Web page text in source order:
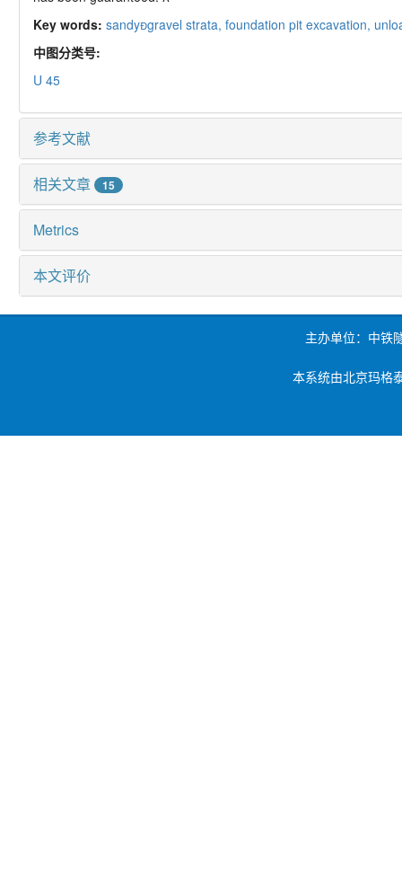
Key words: sandygravel strata, foundation pit excavation,
中图分类号:
U 45
参考文献
相关文章 15
Metrics
本文评价
主办单位：中铁
本系统由北京玛格